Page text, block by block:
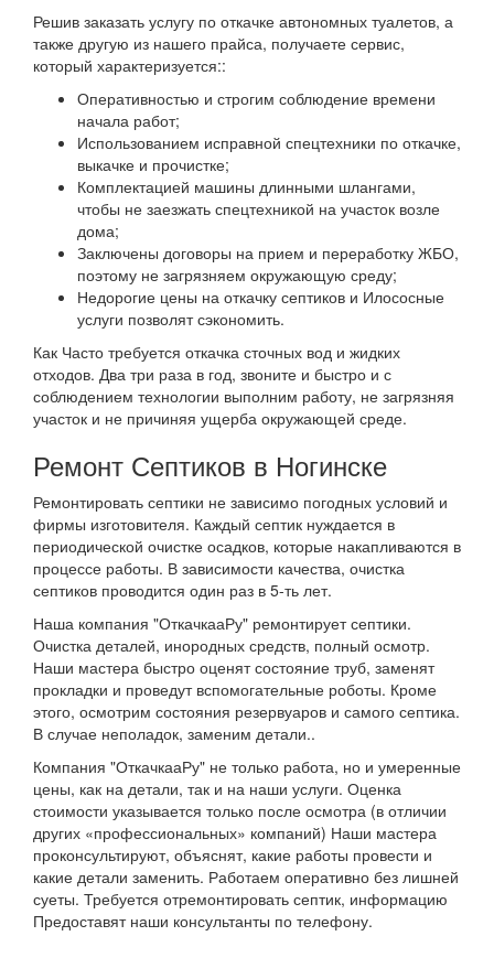
Решив заказать услугу по откачке автономных туалетов, а
также другую из нашего прайса, получаете сервис,
который характеризуется::
Оперативностью и строгим соблюдение времени
начала работ;
Использованием исправной спецтехники по откачке,
выкачке и прочистке;
Комплектацией машины длинными шлангами,
чтобы не заезжать спецтехникой на участок возле
дома;
Заключены договоры на прием и переработку ЖБО,
поэтому не загрязняем окружающую среду;
Недорогие цены на откачку септиков и Илососные
услуги позволят сэкономить.
Как Часто требуется откачка сточных вод и жидких
отходов. Два три раза в год, звоните и быстро и с
соблюдением технологии выполним работу, не загрязняя
участок и не причиняя ущерба окружающей среде.
Ремонт Септиков в Ногинске
Ремонтировать септики не зависимо погодных условий и
фирмы изготовителя. Каждый септик нуждается в
периодической очистке осадков, которые накапливаются в
процессе работы. В зависимости качества, очистка
септиков проводится один раз в 5-ть лет.
Наша компания "ОткачкааРу" ремонтирует септики.
Очистка деталей, инородных средств, полный осмотр.
Наши мастера быстро оценят состояние труб, заменят
прокладки и проведут вспомогательные роботы. Кроме
этого, осмотрим состояния резервуаров и самого септика.
В случае неполадок, заменим детали..
Компания "ОткачкааРу" не только работа, но и умеренные
цены, как на детали, так и на наши услуги. Оценка
стоимости указывается только после осмотра (в отличии
других «профессиональных» компаний) Наши мастера
проконсультируют, объяснят, какие работы провести и
какие детали заменить. Работаем оперативно без лишней
суеты. Требуется отремонтировать септик, информацию
Предоставят наши консультанты по телефону.